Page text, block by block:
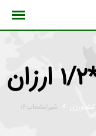
کشاورزی
شیرانشعاب۱۶